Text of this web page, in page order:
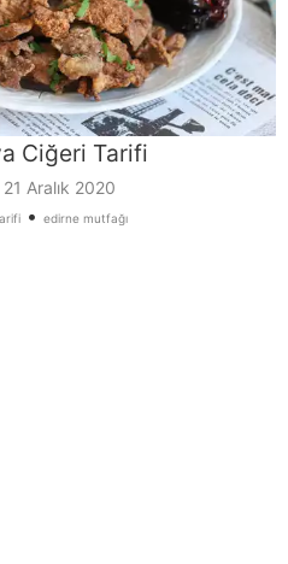
Ciğeri Tarifi
21 Aralık 2020
• edirne mutfağı